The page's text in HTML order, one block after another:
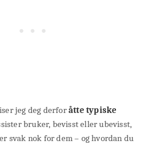
jeg deg derforåtte typiske
bruker, bevisst eller ubevisst,
svak nok for dem – og hvordan du